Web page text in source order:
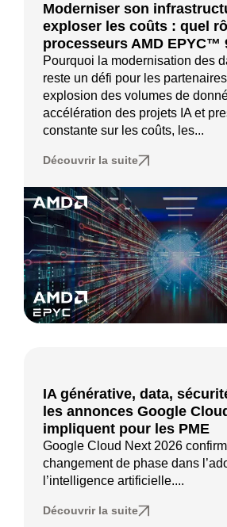
Moderniser son
exploser les coûts : quel
processeurs AMD EPYC™
Pourquoi la modernisation des
reste un défi pour les
explosion des volumes de
accélération des projets IA et
constante sur les coûts, les...
Découvrir la suite
IA générative, data,
les annonces Google
impliquent pour les PME
Google Cloud Next 2026
changement de phase dans
l’intelligence artificielle....
Découvrir la suite